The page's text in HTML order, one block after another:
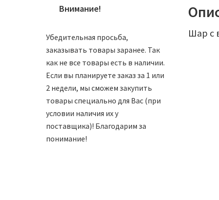
Шар с
Внимание!
Убедительная просьба,
заказывать товары заранее. Так
как не все товары есть в наличии.
Если вы планируете заказ за 1 или
2 недели, мы сможем закупить
товары специально для Вас (при
условии наличия их у
поставщика)! Благодарим за
понимание!